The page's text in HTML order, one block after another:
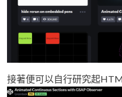
接著便可以自行研究起